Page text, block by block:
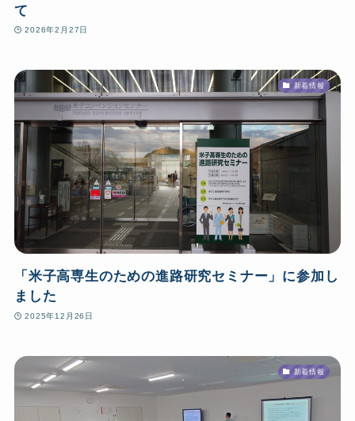
て
2026年2月27日
新着情報
「米子高専生のための進路研究セミナー」に参加し
ました
2025年12月26日
新着情報